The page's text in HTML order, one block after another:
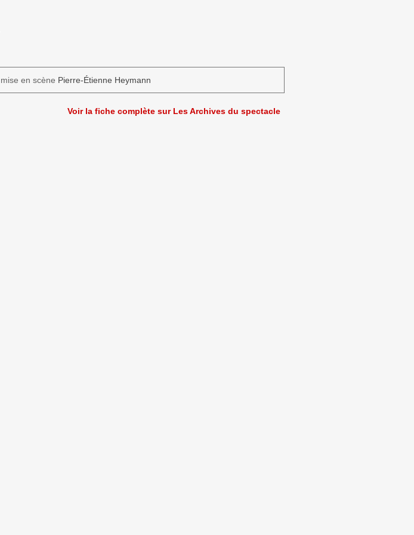
mise en scène Pierre-Étienne Heymann
Voir la fiche complète sur Les Archives du spectacle